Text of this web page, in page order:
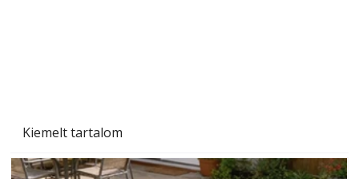
Kiemelt tartalom